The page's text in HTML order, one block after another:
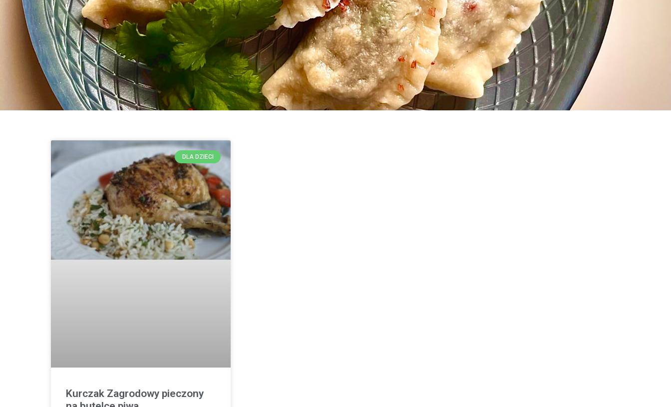
DLA DZIECI
Kurczak Zagrodowy pieczony